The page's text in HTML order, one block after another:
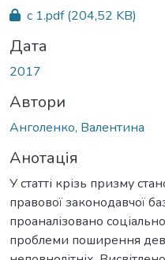
с 1.pdf(204,52 KB)
Дата
2017
Автори
Анголенко, Валентина
Анотація
У статті крізь призму
правової законодавчої
проаналізовано
проблеми поширення